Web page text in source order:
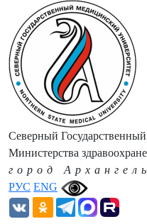
РУС ENG
Северный
Министерства
город